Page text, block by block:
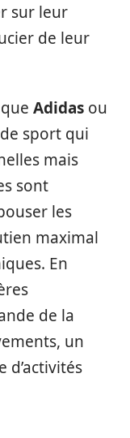
sur leur
de leur
Adidas ou
sport qui
mais
sont
les
maximal
En
de la
un
d’activités